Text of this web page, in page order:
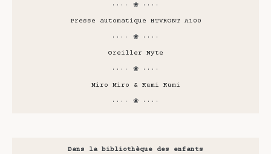
···· ❀ ····
Presse automatique HTVRONT A100
···· ❀ ····
Oreiller Nyte
···· ❀ ····
Miro Miro & Kumi Kumi
···· ❀ ····
Dans la bibliothèque des enfants